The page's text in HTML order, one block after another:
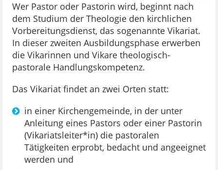
Wer Pastor oder Pastorin wird, beginnt nach
dem Studium der Theologie den kirchlichen
Vorbereitungsdienst, das sogenannte Vikariat.
In dieser zweiten Ausbildungsphase erwerben
die Vikarinnen und Vikare theologisch-
pastorale Handlungskompetenz.
Das Vikariat findet an zwei Orten statt:
in einer Kirchengemeinde, in der unter
Anleitung eines Pastors oder einer Pastorin
(Vikariatsleiter*in) die pastoralen
Tätigkeiten erprobt, bedacht und angeeignet
werden und